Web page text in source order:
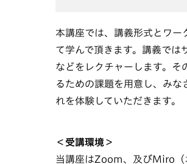
本講座では、講義形式とワー
て学んで頂きます。講義では
などをレクチャーします。そ
るための課題を用意し、み
れを体験していただきます。
＜受講環境＞
当講座はZoom、及びMiro（